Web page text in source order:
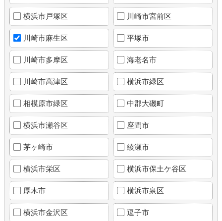
横浜市戸塚区 川崎市宮前区
川崎市麻生区 平塚市
川崎市多摩区 海老名市
川崎市高津区 横浜市緑区
相模原市緑区 中郡大磯町
横浜市瀬谷区 座間市
茅ヶ崎市 綾瀬市
横浜市栄区 横浜市保土ケ谷区
厚木市 横浜市泉区
横浜市金沢区 逗子市